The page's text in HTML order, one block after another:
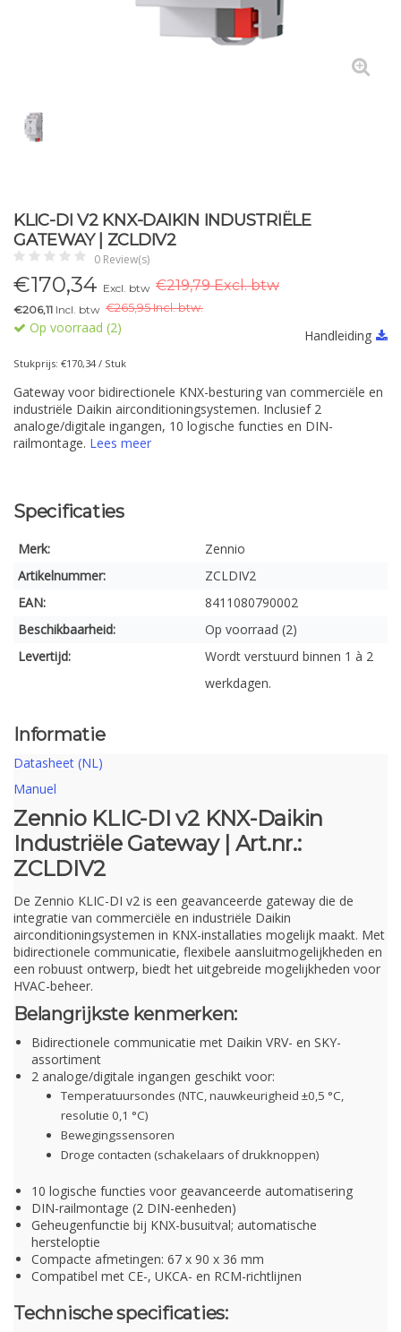
KLIC-DI V2 KNX-DAIKIN INDUSTRIËLE
GATEWAY | ZCLDIV2
0 Review(s)
€170,34 Excl. btw €219,79 Excl. btw
€206,11 Incl. btw €265,95 Incl. btw.
Op voorraad (2) Handleiding
Stukprijs: €170,34 / Stuk
Gateway voor bidirectionele KNX-besturing van commerciële en
industriële Daikin airconditioningsystemen. Inclusief 2
analoge/digitale ingangen, 10 logische functies en DIN-
railmontage. Lees meer
Specificaties
Merk:
Zennio
Artikelnummer:
ZCLDIV2
EAN:
8411080790002
Beschikbaarheid:
Op voorraad (2)
Levertijd:
Wordt verstuurd binnen 1 à 2
werkdagen.
Informatie
Datasheet (NL)
Manuel
Zennio KLIC-DI v2 KNX-Daikin
Industriële Gateway | Art.nr.:
ZCLDIV2
De Zennio KLIC-DI v2 is een geavanceerde gateway die de
integratie van commerciële en industriële Daikin
airconditioningsystemen in KNX-installaties mogelijk maakt. Met
bidirectionele communicatie, flexibele aansluitmogelijkheden en
een robuust ontwerp, biedt het uitgebreide mogelijkheden voor
HVAC-beheer.
Belangrijkste kenmerken:
Bidirectionele communicatie met Daikin VRV- en SKY-
assortiment
2 analoge/digitale ingangen geschikt voor:
Temperatuursondes (NTC, nauwkeurigheid ±0,5 °C,
resolutie 0,1 °C)
Bewegingssensoren
Droge contacten (schakelaars of drukknoppen)
10 logische functies voor geavanceerde automatisering
DIN-railmontage (2 DIN-eenheden)
Geheugenfunctie bij KNX-busuitval; automatische
hersteloptie
Compacte afmetingen: 67 x 90 x 36 mm
Compatibel met CE-, UKCA- en RCM-richtlijnen
Technische specificaties: